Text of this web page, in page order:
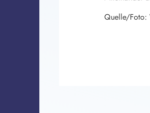
Quelle/Foto: